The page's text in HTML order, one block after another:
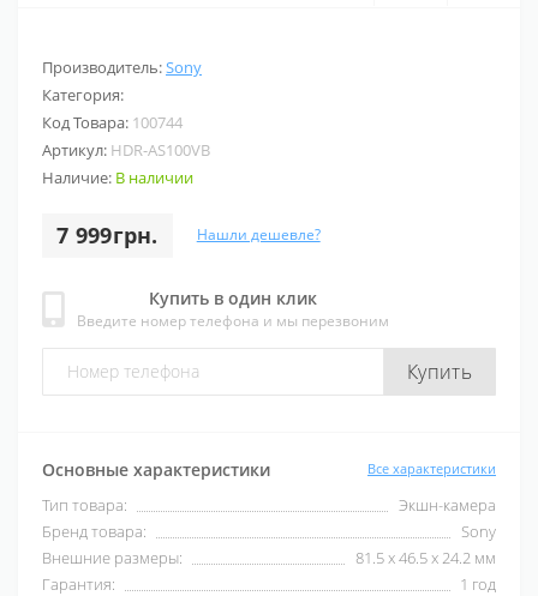
Производитель:Sony
Категория:
Код Товара: 100744
Артикул: HDR-AS100VB
Наличие: В наличии
7 999грн. Нашли дешевле?
Купить в один клик
Введите номер телефона и мы перезвоним
Купить
Основные характеристики Все характеристики
Тип товара:
Экшн-камера
Бренд товара:
Sony
Внешние размеры:
81.5 x 46.5 x 24.2 мм
Гарантия:
1 год